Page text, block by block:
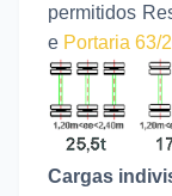
permitidos
e Portaria 63/
Cargas